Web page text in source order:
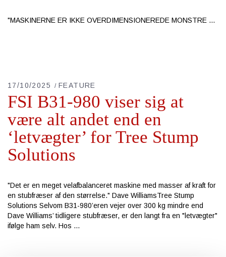
"MASKINERNE ER IKKE OVERDIMENSIONEREDE MONSTRE
17/10/2025 FEATURE
FSI B31-980 viser sig at
være alt andet end en
‘letvægter’ for Tree Stump
Solutions
"Det er en meget velafbalanceret maskine med masser af kraft for
en stubfræser af den størrelse." Dave WilliamsTree Stump
Solutions Selvom B31-980’eren vejer over 300 kg mindre end
Dave Williams’ tidligere stubfræser, er den langt fra en "letvægter"
ifølge ham selv. Hos